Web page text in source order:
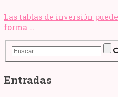
Las tablas de inversión
forma …
Entradas